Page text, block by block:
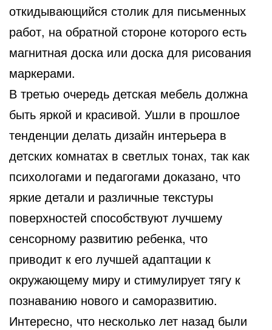
откидывающийся столик для письменных
работ, на обратной стороне которого есть
магнитная доска или доска для рисования
маркерами.
В третью очередь детская мебель должна
быть яркой и красивой. Ушли в прошлое
тенденции делать дизайн интерьера в
детских комнатах в светлых тонах, так как
психологами и педагогами доказано, что
яркие детали и различные текстуры
поверхностей способствуют лучшему
сенсорному развитию ребенка, что
приводит к его лучшей адаптации к
окружающему миру и стимулирует тягу к
познаванию нового и саморазвитию.
Интересно, что несколько лет назад были